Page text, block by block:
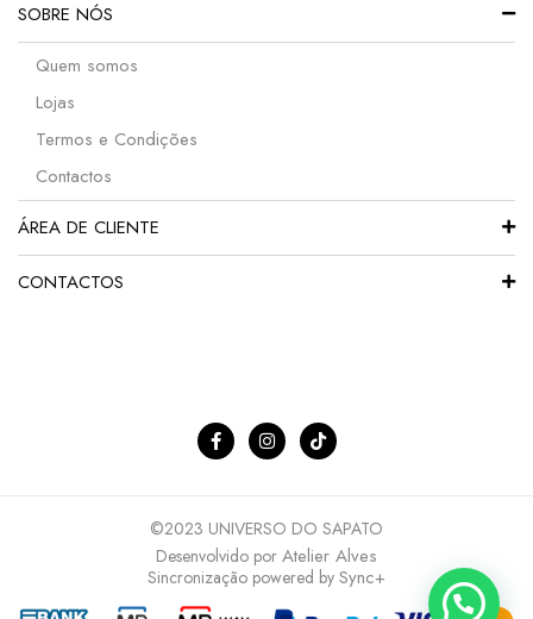
SOBRE NÓS
Quem somos
Lojas
Termos e Condições
Contactos
ÁREA DE CLIENTE
CONTACTOS
©2023 UNIVERSO DO SAPATO
Desenvolvido por Atelier Alves
Sincronização powered by Sync+